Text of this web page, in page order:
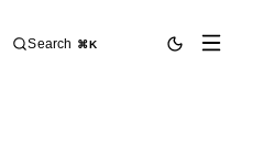
Search ⌘K